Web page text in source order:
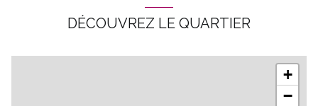
DÉCOUVREZ LE QUARTIER
+
−